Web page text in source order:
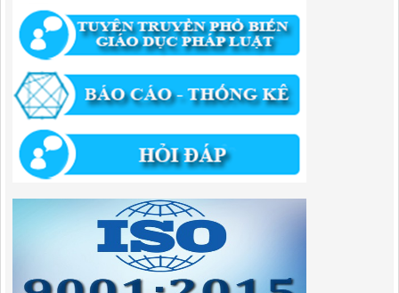
Lượt xem:434 | lượt tải:524
346/QĐ-UBND
QUYẾT ĐỊNH Về việc phê duyệt quy trình nội bộ giải quyết thủ tục
hành chính trong lĩnh vực khu công nghiệp, khu kinh tế thuộc thẩm
quyền giải quyết của Ban Quản lý Khu kinh tế tỉnh Cao Bằng
Lượt xem:511 | lượt tải:318
55/QĐ-BQLKKT
QUYẾT ĐỊNH Công khai điều chỉnh, bổ sung Kế hoạch vốn đầu tư
công năm 2025
Lượt xem:817 | lượt tải:420
QUYẾT ĐỊNH Về việc phê duyệt quy trình nội bộ giải quyết thủ tục
hành chính trong lĩnh vực đầu tư tại Việt Nam thuộc thẩm quyền giải
quyết của Ban Quản lý Khu kinh tế tỉnh Cao Bằng